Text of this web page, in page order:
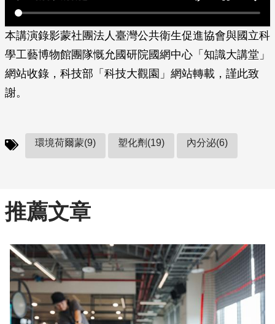
本講演錄影蒙社團法人臺灣公共衛生促進協會與國立科
學工藝博物館團隊慨允國研院國網中心「知識大講堂」
網站收錄，科技部「科技大觀園」網站轉載，謹此致
謝。
環境荷爾蒙(9) 塑化劑(19) 內分泌(6)
推薦文章